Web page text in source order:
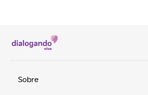
Sobre